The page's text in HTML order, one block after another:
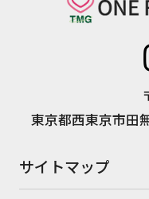
東京都西東京市田
サイトマップ